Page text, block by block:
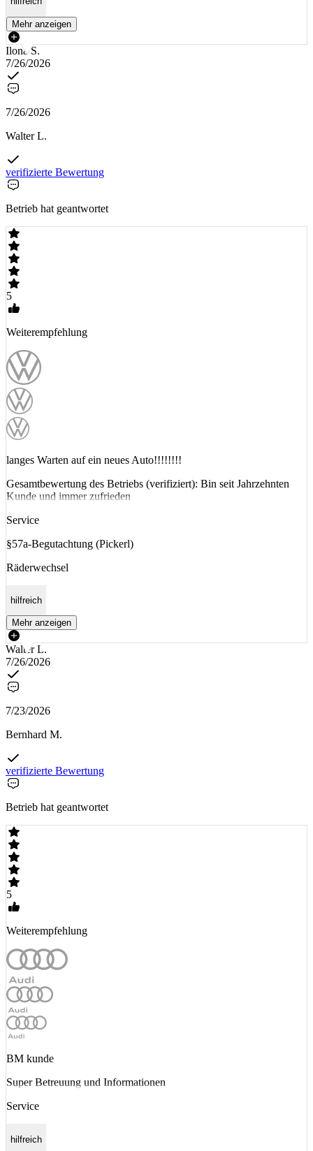
Mehr anzeigen
Ilona S.
7/26/2026
7/26/2026
Walter L.
verifizierte Bewertung
Betrieb hat geantwortet
5
Weiterempfehlung
langes Warten auf ein neues Auto!!!!!!!!
Gesamtbewertung des Betriebs (verifiziert): Bin seit Jahrzehnten
Kunde und immer zufrieden
Service
§57a-Begutachtung (Pickerl)
Räderwechsel
hilfreich
Mehr anzeigen
Walter L.
7/26/2026
7/23/2026
Bernhard M.
verifizierte Bewertung
Betrieb hat geantwortet
5
Weiterempfehlung
BM kunde
Super Betreuung und Informationen
Service
hilfreich